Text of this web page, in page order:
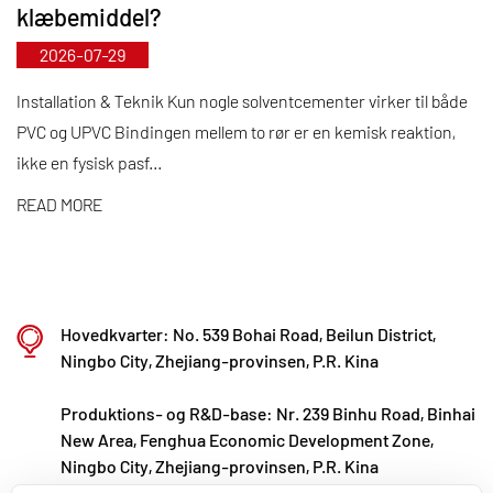
gennem standardiseret automatiseret fremstilling
og strenge indkøb af importerede råvarer. I tråd
med vores internationale udviklingsstrategi
overvåger vi løbende globale markedstendenser og
udnytter digitale kanaler til at bringe højkvalitets
"Made in China"-produkter til kunder over hele
har Kaixin Ultra-Pure Pipe Technology (Ningbo) Co.,
samarbejde med universiteter og
forskningsinstitutter, bygget en moderne
produktionsbase og installeret 8 fuldautomatiske
klæbemiddel?
2026-07-29
Installation & Teknik Kun nogle solventcementer virker til både
PVC og UPVC Bindingen mellem to rør er en kemisk reaktion,
ikke en fysisk pasf...
READ MORE
Hovedkvarter: No. 539 Bohai Road, Beilun District,
Ningbo City, Zhejiang-provinsen, P.R. Kina
Produktions- og R&D-base: Nr. 239 Binhu Road, Binhai
New Area, Fenghua Economic Development Zone,
Ningbo City, Zhejiang-provinsen, P.R. Kina